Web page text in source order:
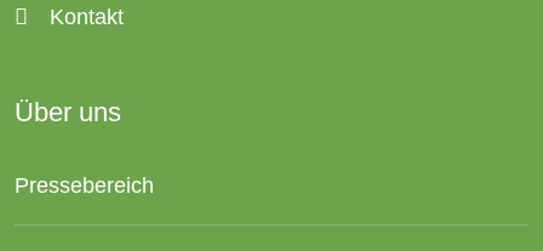
Kontakt
Über uns
Pressebereich